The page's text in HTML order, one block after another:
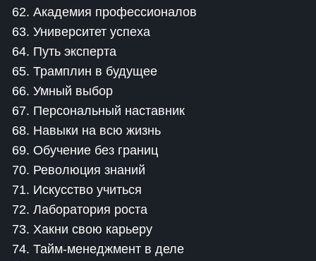
62. Академия профессионалов
63. Университет успеха
64. Путь эксперта
65. Трамплин в будущее
66. Умный выбор
67. Персональный наставник
68. Навыки на всю жизнь
69. Обучение без границ
70. Революция знаний
71. Искусство учиться
72. Лаборатория роста
73. Хакни свою карьеру
74. Тайм-менеджмент в деле